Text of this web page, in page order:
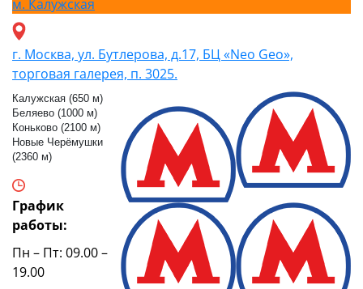
м. Калужская
г. Москва, ул. Бутлерова, д.17, БЦ «Neo Geo»,
торговая галерея, п. 3025.
Калужская (650 м)
Беляево (1000 м)
Коньково (2100 м)
Новые Черёмушки
(2360 м)
График
работы:
Пн – Пт: 09.00 –
19.00